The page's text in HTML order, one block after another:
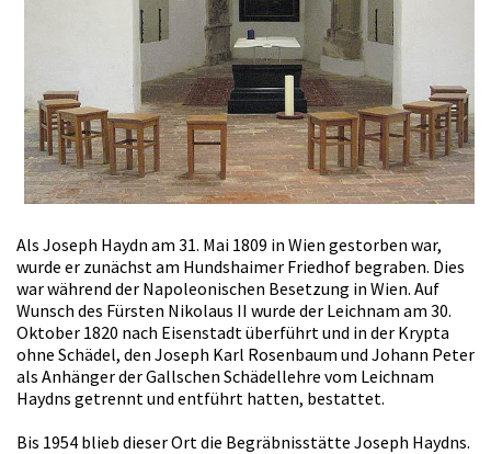
Als Joseph Haydn am 31. Mai 1809 in Wien gestorben war,
wurde er zunächst am Hundshaimer Friedhof begraben. Dies
war während der Napoleonischen Besetzung in Wien. Auf
Wunsch des Fürsten Nikolaus II wurde der Leichnam am 30.
Oktober 1820 nach Eisenstadt überführt und in der Krypta
ohne Schädel, den Joseph Karl Rosenbaum und Johann Peter
als Anhänger der Gallschen Schädellehre vom Leichnam
Haydns getrennt und entführt hatten, bestattet.
Bis 1954 blieb dieser Ort die Begräbnisstätte Joseph Haydns.